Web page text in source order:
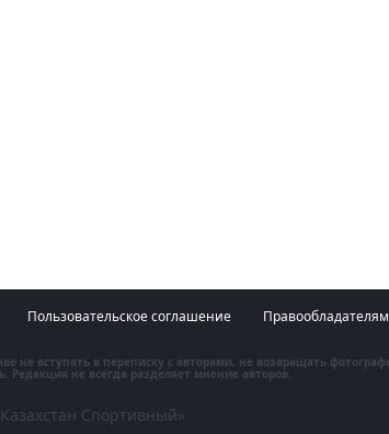
Пользовательское соглашение Правообладателям
не вступать в переписку с авторами, не возвращать
Редакция не всегда разделяет мнение авторов.
Спортивный»